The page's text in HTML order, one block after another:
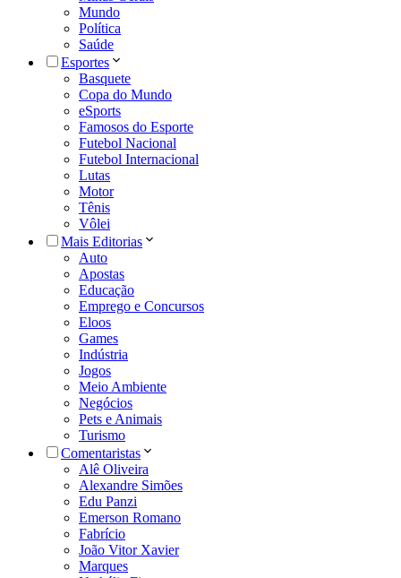
Mundo
Política
Saúde
Esportes
Basquete
Copa do Mundo
eSports
Famosos do Esporte
Futebol Nacional
Futebol Internacional
Lutas
Motor
Tênis
Vôlei
Mais Editorias
Auto
Apostas
Educação
Emprego e Concursos
Eloos
Games
Indústria
Jogos
Meio Ambiente
Negócios
Pets e Animais
Turismo
Comentaristas
Alê Oliveira
Alexandre Simões
Edu Panzi
Emerson Romano
Fabrício
João Vitor Xavier
Marques